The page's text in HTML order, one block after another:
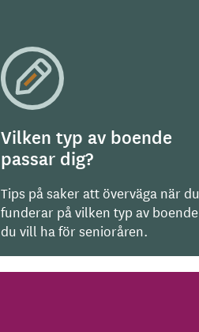
Vilken typ av boende
passar dig?
Tips på saker att överväga när du
funderar på vilken typ av boende
du vill ha för senioråren.